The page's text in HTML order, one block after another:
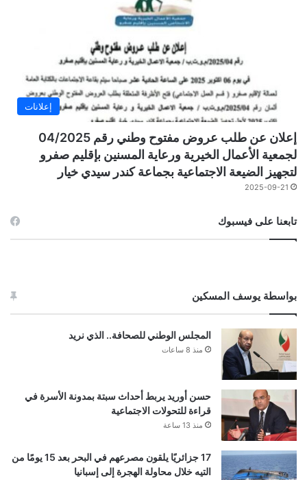
إعلانات
إعلان عن طلب عروض مفتوح وطني رقم 04/2025
لجمعية الأعمال الخيرية ورعاية المسنين بإقليم صفرو
لتجهيز الضيعة الاجتماعية بجماعة كندر سيدي خيار
2025-09-21
تابعنا على فيسبوك
بواسطة يوسف المسكين
المجلس الوطني للصحافة.. الذي نريد
منذ 8 ساعات
حسن أوريد يربط أحداث سبتة بمدونة الأسرة في
قراءة للتحولات الاجتماعية
منذ 13 ساعة
17 جزائريًا يلقون مصرعهم في البحر بعد 15 يومًا من
التيه خلال محاولة الهجرة إلى إسبانيا